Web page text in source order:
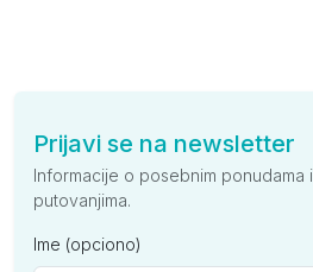
Prijavi se na newsletter
Informacije o posebnim ponudama
putovanjima.
Ime (opciono)